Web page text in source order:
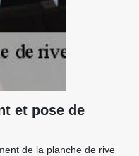
et pose de
de la planche de rive